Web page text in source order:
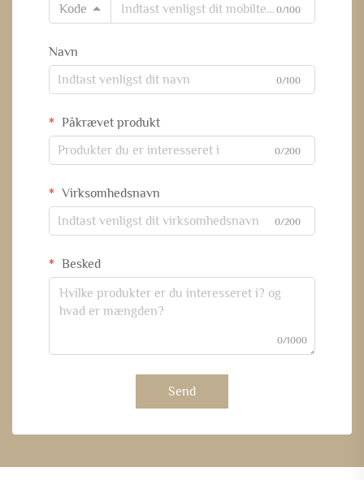
Kode
0/100
Navn
0/100
Påkrævet produkt
0/200
Virksomhedsnavn
0/200
Besked
0/1000
Send